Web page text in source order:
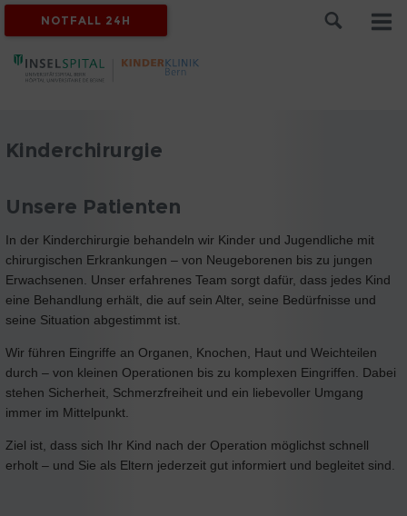
NOTFALL 24H
Kinderchirurgie
Unsere Patienten
In der Kinderchirurgie behandeln wir Kinder und Jugendliche mit
chirurgischen Erkrankungen – von Neugeborenen bis zu jungen
Erwachsenen. Unser erfahrenes Team sorgt dafür, dass jedes Kind
eine Behandlung erhält, die auf sein Alter, seine Bedürfnisse und
seine Situation abgestimmt ist.
Wir führen Eingriffe an Organen, Knochen, Haut und Weichteilen
durch – von kleinen Operationen bis zu komplexen Eingriffen. Dabei
stehen Sicherheit, Schmerzfreiheit und ein liebevoller Umgang
immer im Mittelpunkt.
Ziel ist, dass sich Ihr Kind nach der Operation möglichst schnell
erholt – und Sie als Eltern jederzeit gut informiert und begleitet sind.